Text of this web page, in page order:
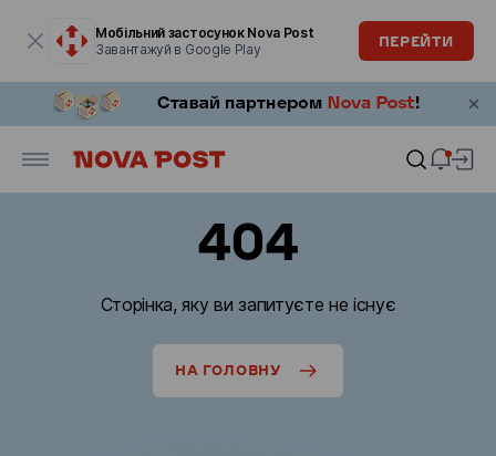
Мобільний застосунок Nova Post
Завантажуй в Google Play
ПЕРЕЙТИ
404
Сторінка, яку ви запитуєте не існує
НА ГОЛОВНУ